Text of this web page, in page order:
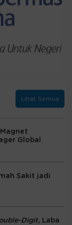
Lihat Semua
Global
Sakit jadi
Digit, Laba